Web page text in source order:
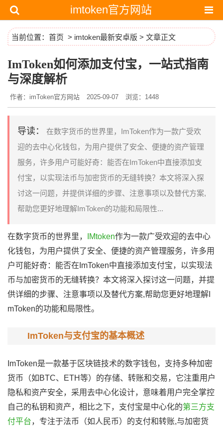
imtoken官方网站
当前位置： 首页 > imtoken最新安卓版 > 文章正文
ImToken如何添加支付宝，一站式指南
与深度解析
作者：imToken官方网站 2025-09-07 浏览：1448
导读：
在数字货币的世界里，ImToken作为一款广受欢
迎的去中心化钱包，为用户提供了安全、便捷的资产管理
服务，许多用户可能好奇：能否在ImToken中直接添加支
付宝，以实现法币与加密货币的无缝转换？本文将深入探
讨这一问题，并提供详细的步骤、注意事项以及替代方案,
帮助您更好地理解ImToken的功能和局限性...
在数字货币的世界里， IMtoken作为一款广受欢迎的去中心
化钱包，为用户提供了安全、便捷的资产管理服务，许多用
户可能好奇：能否在ImToken中直接添加支付宝，以实现法
币与加密货币的无缝转换？本文将深入探讨这一问题，并提
供详细的步骤、注意事项以及替代方案,帮助您更好地理解I
mToken的功能和局限性。
ImToken与支付宝的基本概述
ImToken是一款基于区块链技术的数字钱包，支持多种加密
货币（如BTC、ETH等）的存储、转账和交易，它注重用户
隐私和资产安全，采用去中心化设计，意味着用户完全掌控
自己的私钥和资产，相比之下，支付宝是中心化的第三方支
付平台，专注于法币（如人民币）的支付和转账,与加密货